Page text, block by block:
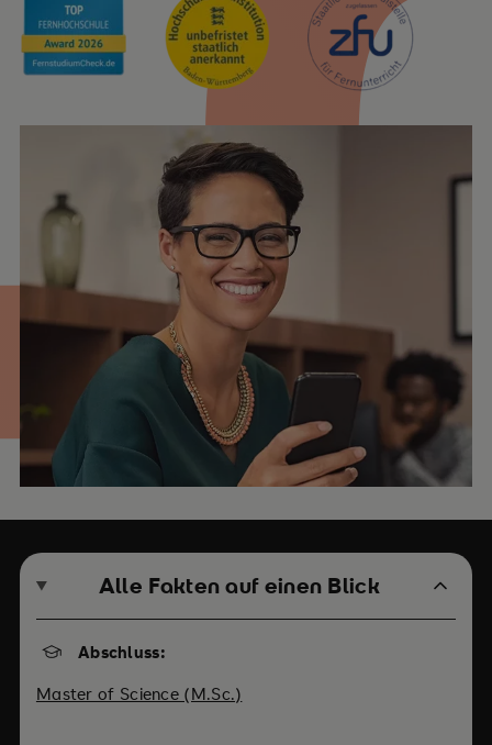
Alle Fakten auf einen Blick
Abschluss:
Master of Science (M.Sc.)